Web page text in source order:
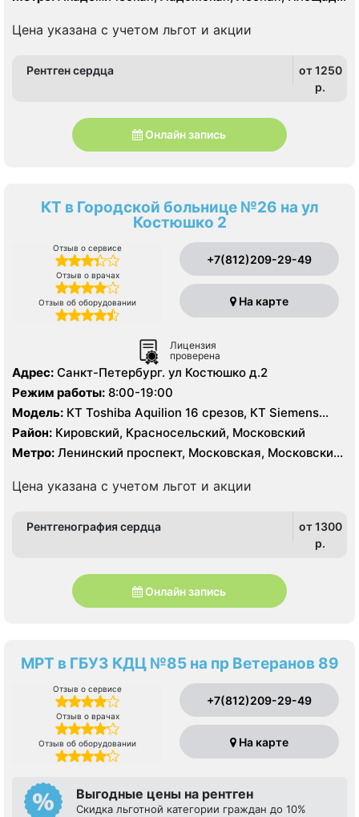
Цена указана с учетом льгот и акции
Рентген сердца
от 1250
p.
Онлайн запись
КТ в Городской больнице №26 на ул
Костюшко 2
Отзыв о сервисе
Отзыв о врачах
Отзыв об оборудовании
+7(812)209-29-49
На карте
Лицензия
проверена
Адрес: Санкт-Петербург. ул Костюшко д.2
Режим работы: 8:00-19:00
Модель: КТ Toshiba Aquilion 16 срезов, КТ Siemens
Somatom Definition 64 срезов, УЗИ
Район: Кировский, Красносельский, Московский
Метро: Ленинский проспект, Московская, Московские
Цена указана с учетом льгот и акции
Рентгенография сердца
от 1300
p.
Онлайн запись
МРТ в ГБУЗ КДЦ №85 на пр Ветеранов 89
Отзыв о сервисе
Отзыв о врачах
Отзыв об оборудовании
+7(812)209-29-49
На карте
Выгодные цены на рентген
Скидка льготной категории граждан до 10%